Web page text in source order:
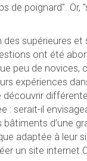
de poignard". Or,
des supérieures
ont été
peu de
expériences
: serait-il
d’une
adaptée à leur
un site internet